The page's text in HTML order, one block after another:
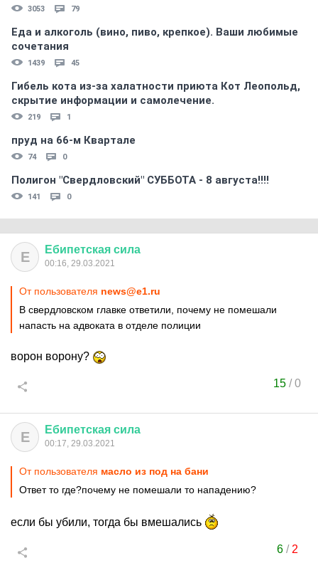
3053 79
Еда и алкоголь (вино, пиво, крепкое). Ваши любимые
сочетания
1439 45
Гибель кота из-за халатности приюта Кот Леопольд,
скрытиe информации и самолечение.
219 1
пруд на 66-м Квартале
74 0
Полигон "Свердловский" СУББОТА - 8 августа!!!!
141 0
Е Ебипетская сила
00:16, 29.03.2021
От пользователя news@e1.ru
В свердловском главке ответили, почему не помешали
напасть на адвоката в отделе полиции
ворон ворону?
15 /0
Е Ебипетская сила
00:17, 29.03.2021
От пользователя масло из под на бани
Ответ то где?почему не помешали то нападению?
если бы убили, тогда бы вмешались
6/ 2